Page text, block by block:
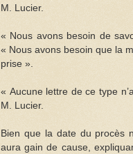
M. Lucier.
« Nous avons besoin de
« Nous avons besoin que la
prise ».
« Aucune lettre de ce type
M. Lucier.
Bien que la date du procès
aura gain de cause,